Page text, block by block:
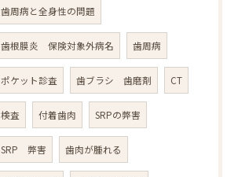
歯周病と全身性の問題
歯根膜炎 保険対象外病名 歯周病
ポケット診査 歯ブラシ 歯磨剤 CT
検査 付着歯肉 SRPの弊害
SRP 弊害 歯肉が腫れる